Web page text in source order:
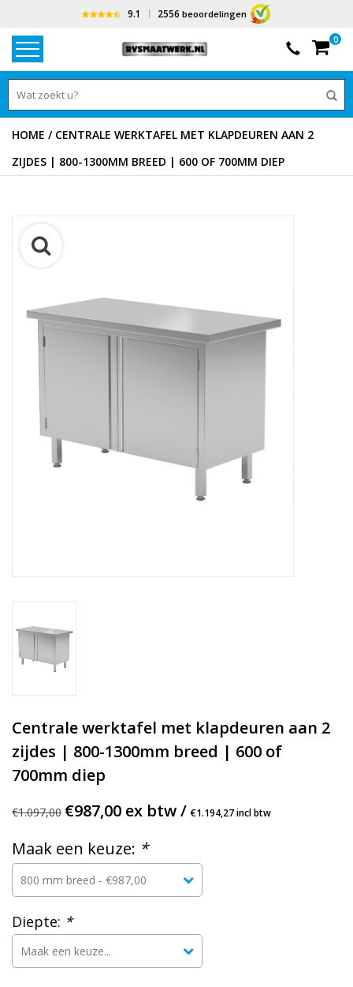
9.1 2556 beoordelingen
0
HOME / CENTRALE WERKTAFEL MET KLAPDEUREN AAN 2
ZIJDES | 800-1300MM BREED | 600 OF 700MM DIEP
Centrale werktafel met klapdeuren aan 2
zijdes | 800-1300mm breed | 600 of
700mm diep
€1.097,00 €987,00 ex btw /€1.194,27 incl btw
Maak een keuze: *
Diepte: *